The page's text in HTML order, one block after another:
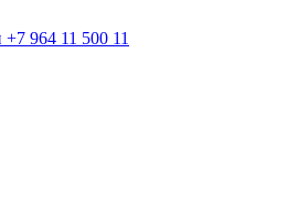
+7 964 11 500 11